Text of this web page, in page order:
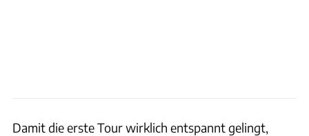
Damit die erste Tour wirklich entspannt gelingt,